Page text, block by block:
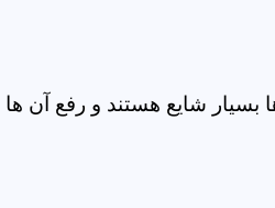
شایع هستند و رفع آن ها